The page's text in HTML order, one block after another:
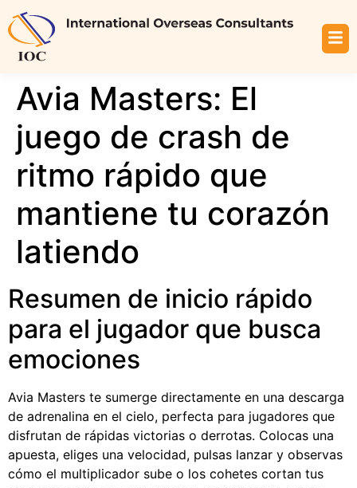
Avia Masters: El
juego de crash de
ritmo rápido que
mantiene tu corazón
latiendo
Resumen de inicio rápido
para el jugador que busca
emociones
Avia Masters te sumerge directamente en una descarga
de adrenalina en el cielo, perfecta para jugadores que
disfrutan de rápidas victorias o derrotas. Colocas una
apuesta, eliges una velocidad, pulsas lanzar y observas
cómo el multiplicador sube o los cohetes cortan tus